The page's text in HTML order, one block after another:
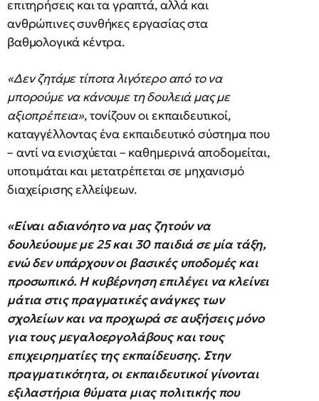
επιτηρήσεις και τα γραπτά, αλλά και
ανθρώπινες συνθήκες εργασίας στα
βαθμολογικά κέντρα.
«Δεν ζητάμε τίποτα λιγότερο από το να
μπορούμε να κάνουμε τη δουλειά μας με
αξιοπρέπεια», τονίζουν οι εκπαιδευτικοί,
καταγγέλλοντας ένα εκπαιδευτικό σύστημα που
– αντί να ενισχύεται – καθημερινά αποδομείται,
υποτιμάται και μετατρέπεται σε μηχανισμό
διαχείρισης ελλείψεων.
«Είναι αδιανόητο να μας ζητούν να
δουλεύουμε με 25 και 30 παιδιά σε μία τάξη,
ενώ δεν υπάρχουν οι βασικές υποδομές και
προσωπικό. Η κυβέρνηση επιλέγει να κλείνει
μάτια στις πραγματικές ανάγκες των
σχολείων και να προχωρά σε αυξήσεις μόνο
για τους μεγαλοεργολάβους και τους
επιχειρηματίες της εκπαίδευσης. Στην
πραγματικότητα, οι εκπαιδευτικοί γίνονται
εξιλαστήρια θύματα μιας πολιτικής που